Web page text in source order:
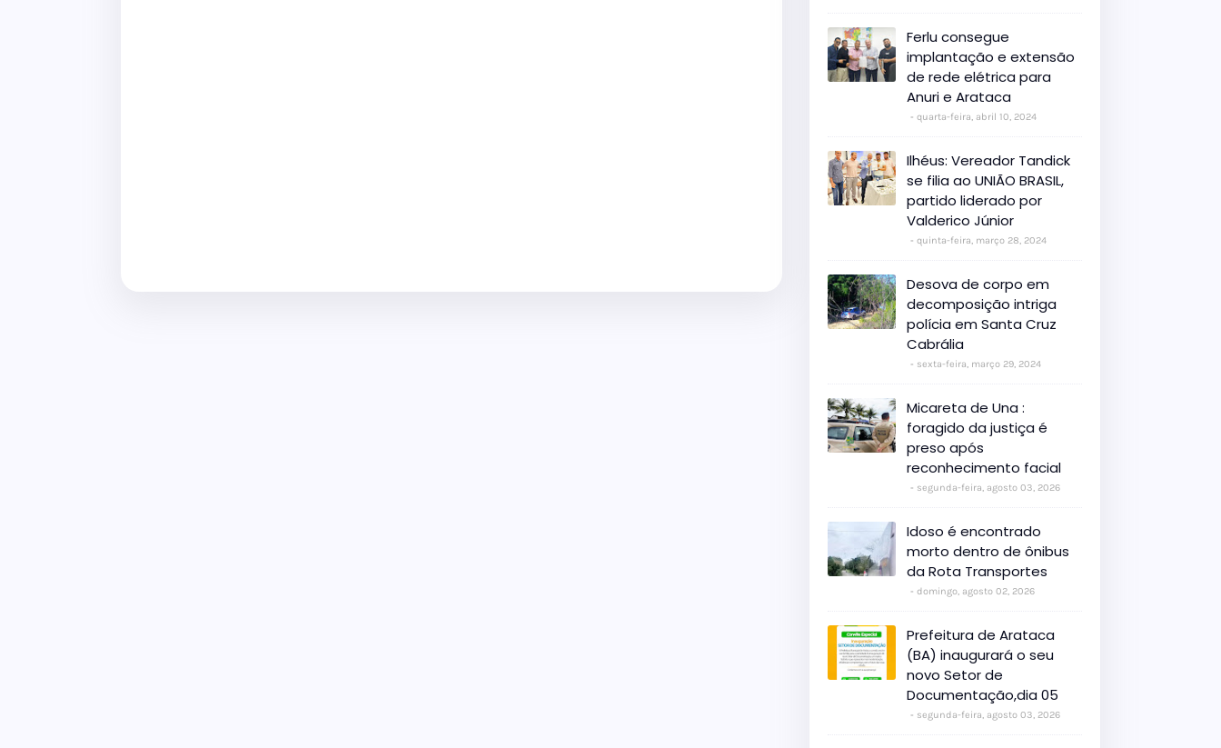
Ferlu consegue
implantação e extensão
de rede elétrica para
Anuri e Arataca
quarta-feira, abril 10, 2024
Ilhéus: Vereador Tandick
se filia ao UNIÃO BRASIL,
partido liderado por
Valderico Júnior
quinta-feira, março 28, 2024
Desova de corpo em
decomposição intriga
polícia em Santa Cruz
Cabrália
sexta-feira, março 29, 2024
Micareta de Una :
foragido da justiça é
preso após
reconhecimento facial
segunda-feira, agosto 03, 2026
Idoso é encontrado
morto dentro de ônibus
da Rota Transportes
domingo, agosto 02, 2026
Prefeitura de Arataca
(BA) inaugurará o seu
novo Setor de
Documentação,dia 05
segunda-feira, agosto 03, 2026